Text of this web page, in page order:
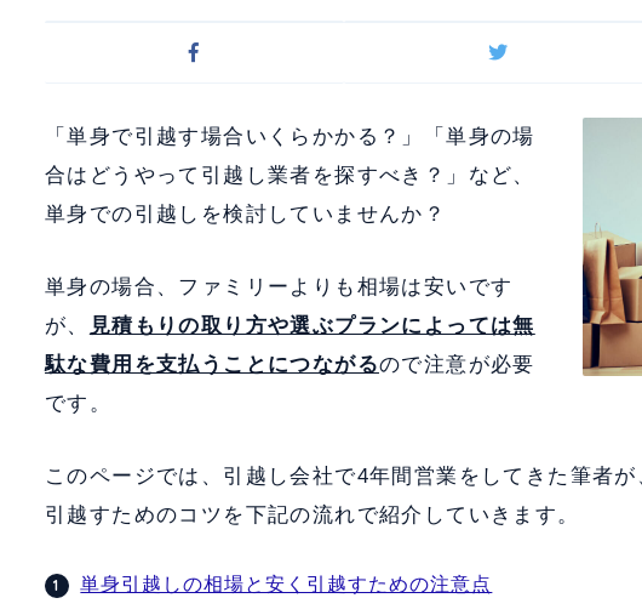
「単身で引越す場合いくらかかる？」「単身の場
合はどうやって引越し業者を探すべき？」など、
単身での引越しを検討していませんか？
単身の場合、ファミリーよりも相場は安いです
が、
見積もりの取り方や選ぶプランによっては無
駄な費用を支払うことにつながるので注意が必要
です。
このページでは、引越し会社で4年間営業をしてきた筆者
引越すためのコツを下記の流れで紹介していきます。
単身引越しの相場と安く引越すための注意点